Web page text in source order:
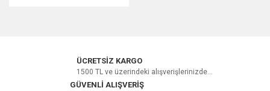
ÜCRETSİZ KARGO
1500 TL ve üzerindeki alışverişlerinizde...
GÜVENLİ ALIŞVERİŞ